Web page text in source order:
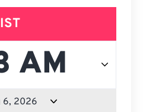
IST